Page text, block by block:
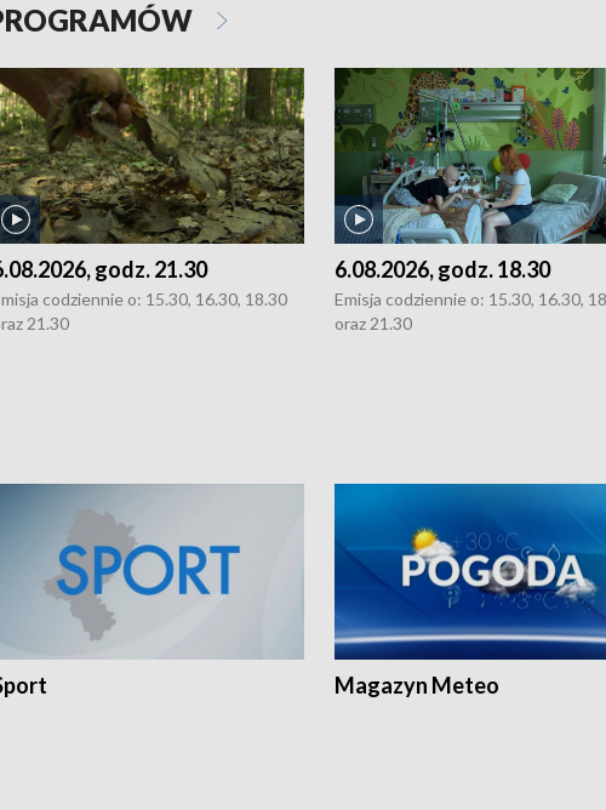
godz. 21.30
codziennie o: 15.30, 16.30, 18.30
21.30
6.08.2026, godz. 18.30
Emisja codziennie o: 15.30, 16.30,
oraz 21.30
Magazyn Meteo